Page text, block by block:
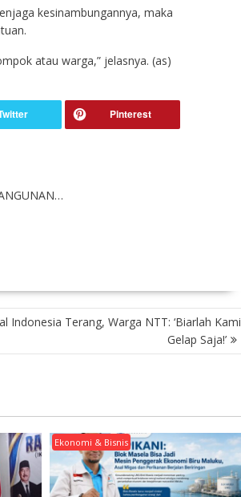
kesinambungannya, maka
atau warga,” jelasnya. (as)
Indonesia Terang, Warga NTT: ‘Biarlah Kami
Gelap Saja!’
Ekonomi & Bisnis